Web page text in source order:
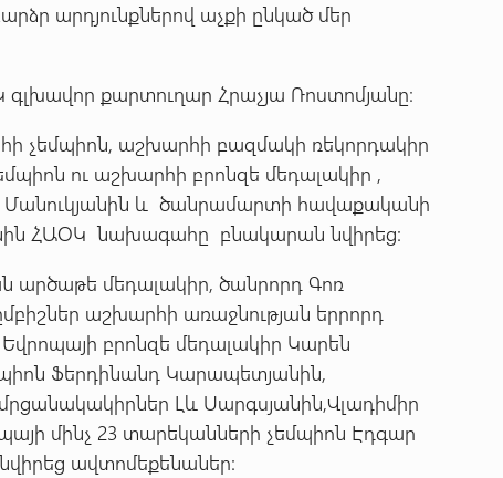
արդյունքներով աչքի ընկած մեր
քարտուղար Հրաչյա Ռոստոմյանը։
չեմպիոն, աշխարհի բազմակի ռեկորդակիր
ու աշխարհի բրոնզե մեդալակիր ,
Մանուկյանին և ծանրամարտի հավաքականի
ՀԱՕԿ նախագահը բնակարան նվիրեց:
արծաթե մեդալակիր, ծանրորդ Գոռ
աշխարհի առաջնության երրորդ
բրոնզե մեդալակիր Կարեն
Ֆերդինանդ Կարապետյանին,
Լև Սարգսյանին,Վլադիմիր
մինչ 23 տարեկանների չեմպիոն Էդգար
ավտոմեքենաներ: